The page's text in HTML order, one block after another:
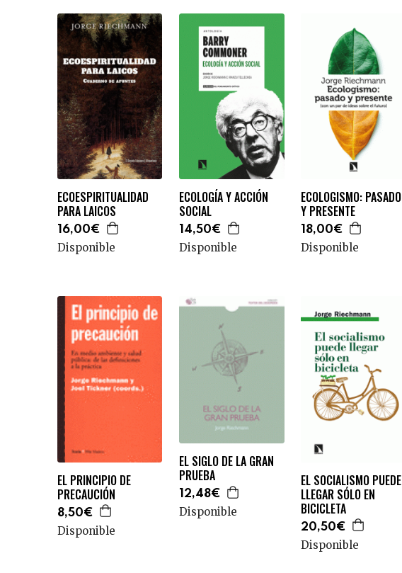
ECOESPIRITUALIDAD
PARA LAICOS
16,00€
Disponible
ECOLOGÍA Y ACCIÓN
SOCIAL
14,50€
Disponible
ECOLOGISMO: PASADO
Y PRESENTE
18,00€
Disponible
EL PRINCIPIO DE
PRECAUCIÓN
8,50€
Disponible
EL SIGLO DE LA GRAN
PRUEBA
12,48€
Disponible
EL SOCIALISMO PUEDE
LLEGAR SÓLO EN
BICICLETA
20,50€
Disponible